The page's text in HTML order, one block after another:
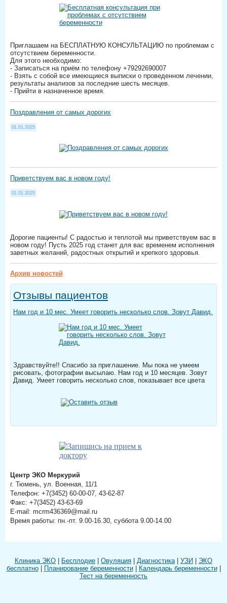
Приглашаем на БЕСПЛАТНУЮ КОНСУЛЬТАЦИЮ по проблемам с
отсутствием беременности.
Для этого необходимо:
- Записаться на приём по телефону +79292690007
- Взять с собой все имеющиеся выписки о проведенном лечении,
результаты анализов за последние шесть месяцев.
- Прийти в назначенное время.
Поздравления от самых дорогих
01.01.2025
Приветствуем вас в новом году!
01.01.2025
Дорогие пациенты! С радостью и теплотой мы приветствуем вас в
новом году! Пусть 2025 год станет для вас временем исполнения
заветных желаний, радостных открытий и крепкого здоровья.
Архив новостей
Отзывы пациентов
Нам год и 10 мес. Умеет говорить несколько слов. Зовут Давид.
Здравствуйте!! Спасибо за приглашение. Мы пока не умеем
рисовать, фотографии высылаю. Нам год и 10 месяцев. Зовут
Давид. Умеет говорить несколько слов, показывает все цвета
Центр ЭКО Меркурий
г. Тюмень, ул. Военная, 11/1
Телефон: +7(3452) 60-00-07, 43-62-87
Факс: +7(3452) 43-63-69
E-mail: mcrm436369@mail.ru
Время работы: пн.-пт. 9.00-16.30, суббота 9.00-14.00
Клиника ЭКО | Бесплодие | Овуляция | Диагностика | УЗИ | ЭКО
бесплатно| Планирование беременности| Календарь беременности|
Тест на беременность